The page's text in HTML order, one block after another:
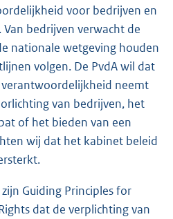
voor bedrijven en
bedrijven verwacht de
nationale wetgeving houden
volgen. De PvdA wil dat
neemt
van bedrijven, het
of het bieden van een
wij dat het kabinet beleid
Guiding Principles for
dat de verplichting van